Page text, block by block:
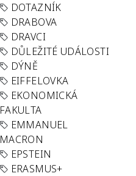
DOTAZNÍK
DRABOVA
DRAVCI
DŮLEŽITÉ UDÁLOSTI
DÝNĚ
EIFFELOVKA
EKONOMICKÁ
FAKULTA
EMMANUEL
MACRON
EPSTEIN
ERASMUS+